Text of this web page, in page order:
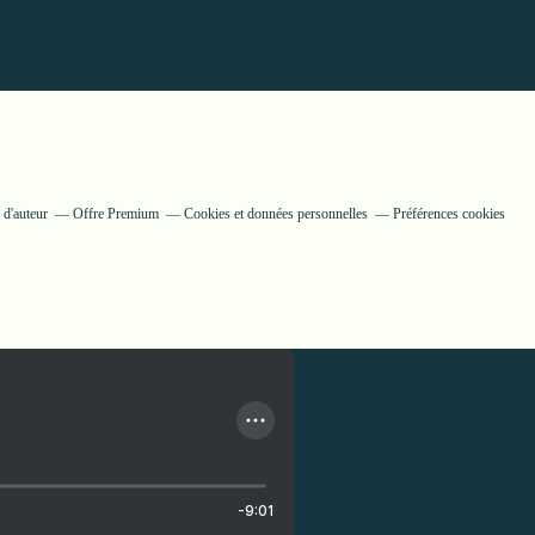
Offre Premium Cookies et données personnelles Préférences cookies
-9:01